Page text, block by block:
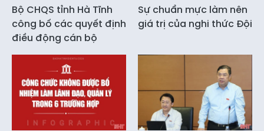
Bộ CHQS tỉnh Hà Tĩnh
công bố các quyết định
điều động cán bộ
Sự chuẩn mực làm nên
giá trị của nghi thức Đội